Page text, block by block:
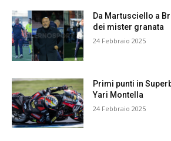
Da Martusciello a
dei mister granata
24 Febbraio 2025
Primi punti in
Yari Montella
24 Febbraio 2025